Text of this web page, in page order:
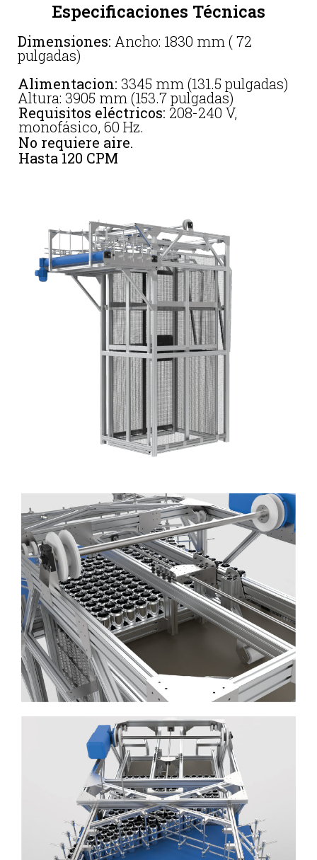
Especificaciones Técnicas
Dimensiones: Ancho: 1830 mm ( 72
pulgadas)
Alimentacion: 3345 mm (131.5 pulgadas)
Altura: 3905 mm (153.7 pulgadas)
Requisitos eléctricos: 208-240 V,
monofásico, 60 Hz.
No requiere aire.
Hasta 120 CPM